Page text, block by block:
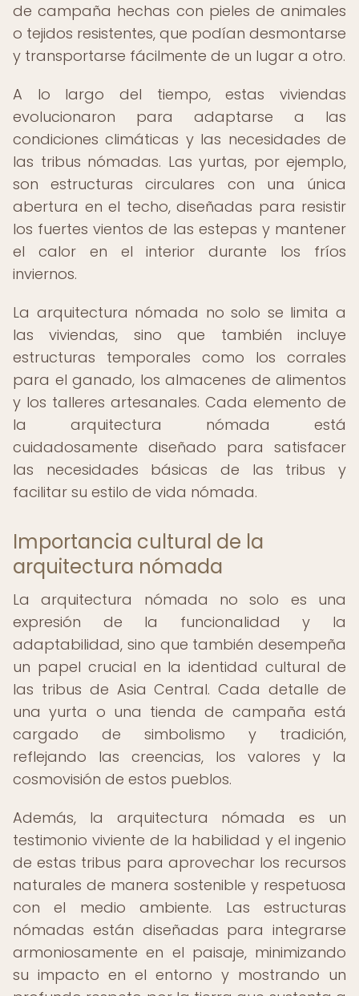
de campaña hechas con pieles de animales
o tejidos resistentes, que podían desmontarse
y transportarse fácilmente de un lugar a otro.
A lo largo del tiempo, estas viviendas
evolucionaron para adaptarse a las
condiciones climáticas y las necesidades de
las tribus nómadas. Las yurtas, por ejemplo,
son estructuras circulares con una única
abertura en el techo, diseñadas para resistir
los fuertes vientos de las estepas y mantener
el calor en el interior durante los fríos
inviernos.
La arquitectura nómada no solo se limita a
las viviendas, sino que también incluye
estructuras temporales como los corrales
para el ganado, los almacenes de alimentos
y los talleres artesanales. Cada elemento de
la arquitectura nómada está
cuidadosamente diseñado para satisfacer
las necesidades básicas de las tribus y
facilitar su estilo de vida nómada.
Importancia cultural de la
arquitectura nómada
La arquitectura nómada no solo es una
expresión de la funcionalidad y la
adaptabilidad, sino que también desempeña
un papel crucial en la identidad cultural de
las tribus de Asia Central. Cada detalle de
una yurta o una tienda de campaña está
cargado de simbolismo y tradición,
reflejando las creencias, los valores y la
cosmovisión de estos pueblos.
Además, la arquitectura nómada es un
testimonio viviente de la habilidad y el ingenio
de estas tribus para aprovechar los recursos
naturales de manera sostenible y respetuosa
con el medio ambiente. Las estructuras
nómadas están diseñadas para integrarse
armoniosamente en el paisaje, minimizando
su impacto en el entorno y mostrando un